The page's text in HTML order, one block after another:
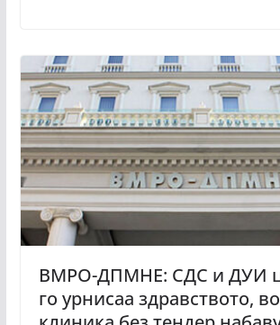
ВМРО-ДПМНЕ: СДС и ДУИ
го урнисаа здравството,